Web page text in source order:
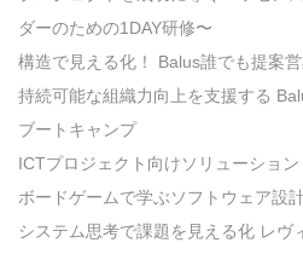
ダーのための1DAY研修〜
構造で見える化！ Balus誰でも提案
持続可能な組織力向上を支援する
ブートキャンプ
ICTプロジェクト向けソリューショ
ボードゲームで学ぶソフトウェア設
システム思考で課題を見える化 レヴ